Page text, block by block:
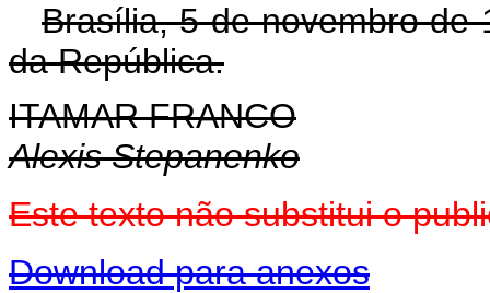
Brasília, 5 de novembro de
da República.
ITAMAR FRANCO
Alexis Stepanenko
Este texto não substitui o
Download para anexos